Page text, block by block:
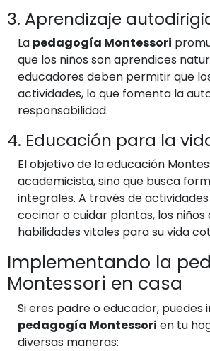
3. Aprendizaje
La pedagogía Montessori
que los niños son aprendices
educadores deben permitir que
actividades, lo que fomenta la
responsabilidad.
4. Educación para la
El objetivo de la educación
academicista, sino que busca
integrales. A través de
cocinar o cuidar plantas, los
habilidades vitales para su vida
Implementando la
Montessori en casa
Si eres padre o educador,
pedagogía Montessori en tu
diversas maneras: